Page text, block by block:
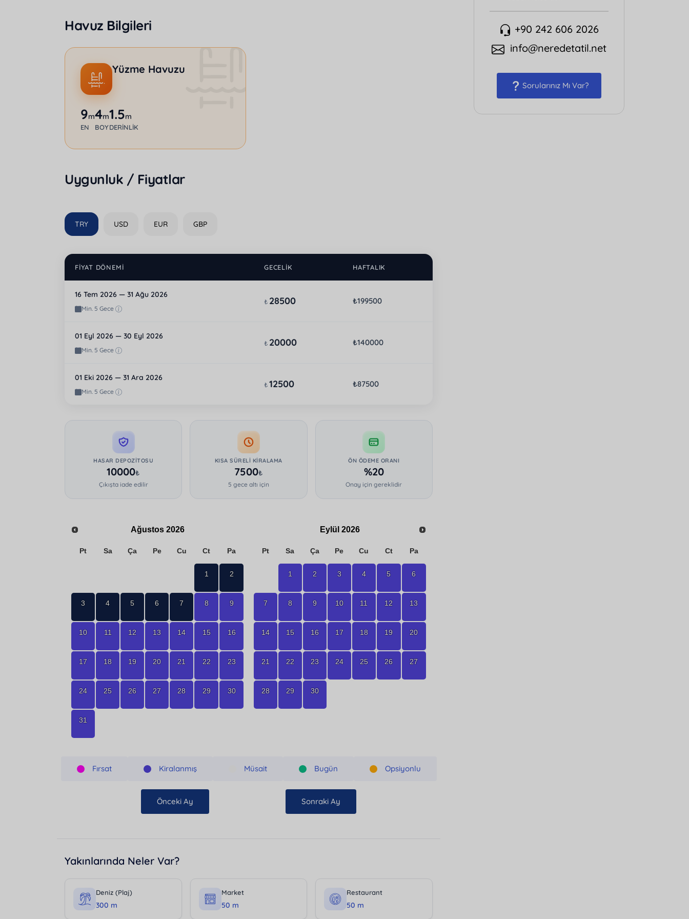
Havuz Bilgileri
Yüzme Havuzu
9m
EN
4m
BOY
1.5m
DERINLIK
Uygunluk / Fiyatlar
TRY USD EUR GBP
FIYAT DÖNEMI GECELIK HAFTALIK
16 Tem 2026 — 31 Ağu 2026
Min. 5 Gece
₺ 28500 ₺199500
01 Eyl 2026 — 30 Eyl 2026
Min. 5 Gece
₺ 20000 ₺140000
01 Eki 2026 — 31 Ara 2026
Min. 5 Gece
₺12500 ₺87500
HASAR DEPOZITOSU
10000₺
Çıkışta iade edilir
KISA SÜRELI KIRALAMA
7500₺
5 gece altı için
ÖN ÖDEME ORANI
%20
Onay için gereklidir
Ağustos 2026
Pt Sa Ça Pe Cu Ct Pa
1 2
3 4 5 6 7 8 9
10 11 12 13 14 15 16
17 18 19 20 21 22 23
24 25 26 27 28 29 30
31
Eylül 2026
Pt Sa Ça Pe Cu Ct Pa
1 2 3 4 5 6
7 8 9 10 11 12 13
14 15 16 17 18 19 20
21 22 23 24 25 26 27
28 29 30
Fırsat Kiralanmış Müsait Bugün Opsiyonlu
Önceki Ay Sonraki Ay
Yakınlarında Neler Var?
Deniz (Plaj)
300 m
Market
50 m
Restaurant
50 m
+90 242 606 2026
info@neredetatil.net
Sorularınız Mı Var?